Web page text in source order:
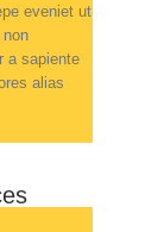
eveniet ut
a sapiente
alias